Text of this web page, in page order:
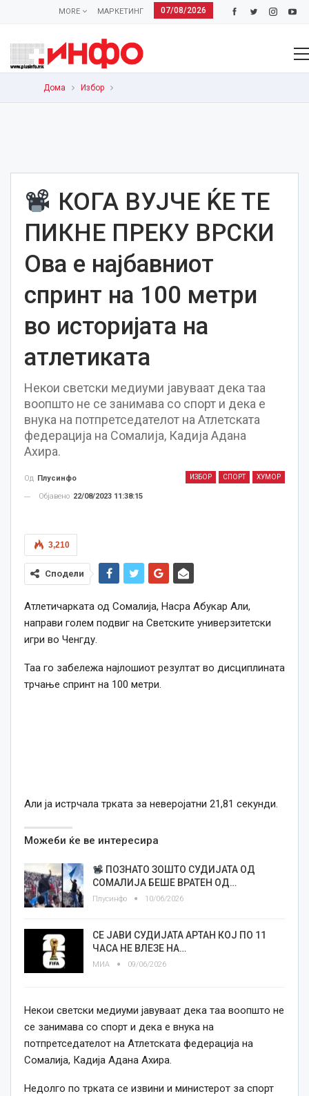
07/08/2026
МАРКЕТИНГ
MORE
Дома Избор
КОГА ВУЈЧЕ ЌЕ ТЕ
ПИКНЕ ПРЕКУ ВРСКИ
Ова е најбавниот
спринт на 100 метри
во историјата на
атлетиката
Некои светски медиуми јавуваат дека таа
воопшто не се занимава со спорт и дека е
внука на потпретседателот на Атлетската
федерација на Сомалија, Кадија Адана
Ахира.
ИЗБОР СПОРТ ХУМОР
Од Плусинфо
Објавено 22/08/2023 11:38:15
3,210
Сподели
Атлетичарката од Сомалија, Насра Абукар Али,
направи голем подвиг на Светските универзитетски
игри во Ченгду.
Таа го забележа најлошиот резултат во дисциплината
трчање спринт на 100 метри.
Али ја истрчала трката за неверојатни 21,81 секунди.
Можеби ќе ве интересира
ПОЗНАТО ЗОШТО СУДИЈАТА ОД
СОМАЛИЈА БЕШЕ ВРАТЕН ОД…
Плусинфо 10/06/2026
СЕ ЈАВИ СУДИЈАТА АРТАН КОЈ ПО 11
ЧАСА НЕ ВЛЕЗЕ НА…
МИА 09/06/2026
Некои светски медиуми јавуваат дека таа воопшто не
се занимава со спорт и дека е внука на
потпретседателот на Атлетската федерација на
Сомалија, Кадија Адана Ахира.
Недолго по трката се извини и министерот за спорт